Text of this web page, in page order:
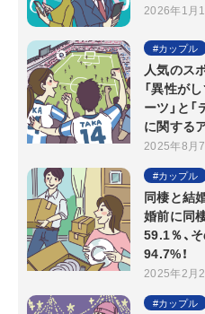
2026年1月
カップル
人気のス
「異性が
ーツ」と
に関する
2025年8月
カップル
同棲と結
婚前に同
59.1％、
94.7%！
2025年2月
カップル